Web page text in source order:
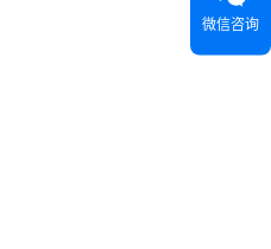
微信咨询